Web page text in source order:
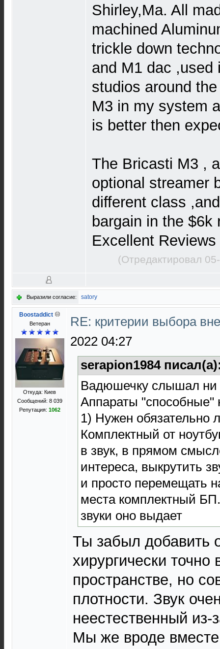
Shirley,Ma. All
machined
trickle down
and M1 dac ,used
studios around
M3 in my system
is better then
The Bricasti M3 ,
optional streamer
different class
bargain in the
Excellent
(Отредактировал
Выразили согласие: satory
Boostaddict
Ветеран
Откуда: Киев
Сообщений: 8 039
Репутация: 1062
RE: критерии выбора
2022 04:27
serapion1984
Вадюшечку слышал ни
Аппараты "способные"
1) Нужен обязательно
Комплектный от
в звук, в прямом
интереса, выкрутить
и просто перемещать
места комплектный
звуки оно выдает
Ты забыл добавить
хирургически точно
пространстве, но
плотности. Звук
неестественный из-
Мы же вроде